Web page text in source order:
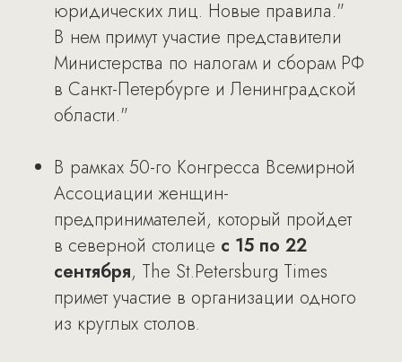
юридических лиц. Новые правила."
В нем примут участие представители
Министерства по налогам и сборам РФ
в Санкт-Петербурге и Ленинградской
области."
В рамках 50-го Конгресса Всемирной
Ассоциации женщин-
предпринимателей, который пройдет
в северной столице с 15 по 22
сентября, The St.Petersburg Times
примет участие в организации одного
из круглых столов.